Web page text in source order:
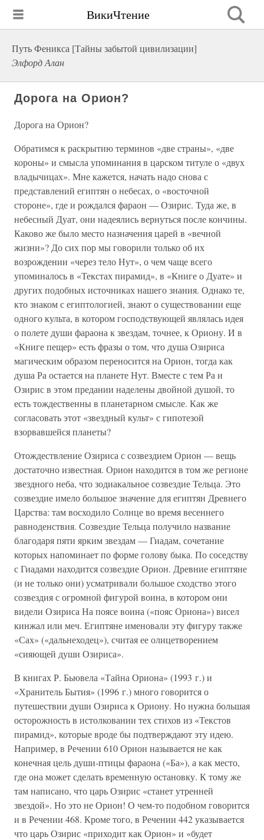
ВикиЧтение
Путь Феникса [Тайны забытой цивилизации]
Элфорд Алан
Дорога на Орион?
Дорога на Орион?
Обратимся к раскрытию терминов «две страны», «две
короны» и смысла упоминания в царском титуле о «двух
владычицах». Мне кажется, начать надо снова с
представлений египтян о небесах, о «восточной
стороне», где и рождался фараон — Озирис. Туда же, в
небесный Дуат, они надеялись вернуться после кончины.
Каково же было место назначения царей в «вечной
жизни»? До сих пор мы говорили только об их
возрождении «через тело Нут», о чем чаще всего
упоминалось в «Текстах пирамид», в «Книге о Дуате» и
других подобных источниках нашего знания. Однако те,
кто знаком с египтологией, знают о существовании еще
одного культа, в котором господствующей являлась идея
о полете души фараона к звездам, точнее, к Ориону. И в
«Книге пещер» есть фразы о том, что душа Озириса
магическим образом переносится на Орион, тогда как
душа Ра остается на планете Нут. Вместе с тем Ра и
Озирис в этом предании наделены двойной душой, то
есть тождественны в планетарном смысле. Как же
согласовать этот «звездный культ» с гипотезой
взорвавшейся планеты?
Отождествление Озириса с созвездием Орион — вещь
достаточно известная. Орион находится в том же регионе
звездного неба, что зодиакальное созвездие Тельца. Это
созвездие имело большое значение для египтян Древнего
Царства: там восходило Солнце во время весеннего
равноденствия. Созвездие Тельца получило название
благодаря пяти ярким звездам — Гиадам, сочетание
которых напоминает по форме голову быка. По соседству
с Гиадами находится созвездие Орион. Древние египтяне
(и не только они) усматривали большое сходство этого
созвездия с огромной фигурой воина, в котором они
видели Озириса На поясе воина («пояс Ориона») висел
кинжал или меч. Египтяне именовали эту фигуру также
«Сах» («дальнеходец»), считая ее олицетворением
«сияющей души Озириса».
В книгах Р. Бьювела «Тайна Ориона» (1993 г.) и
«Хранитель Бытия» (1996 г.) много говорится о
путешествии души Озириса к Ориону. Но нужна большая
осторожность в истолковании тех стихов из «Текстов
пирамид», которые вроде бы подтверждают эту идею.
Например, в Речении 610 Орион называется не как
конечная цель души-птицы фараона («Ба»), а как место,
где она может сделать временную остановку. К тому же
там написано, что царь Озирис «станет утренней
звездой». Но это не Орион! О чем-то подобном говорится
и в Речении 468. Кроме того, в Речении 442 указывается
что царь Озирис «приходит как Орион» и «будет